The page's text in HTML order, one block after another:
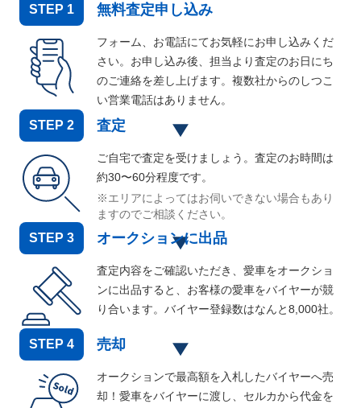
STEP 1 無料査定申し込み
フォーム、お電話にてお気軽にお申し込みくだ
さい。お申し込み後、担当より査定のお日にち
のご連絡を差し上げます。複数社からのしつこ
い営業電話はありません。
STEP 2 査定
ご自宅で査定を受けましょう。査定のお時間は
約30〜60分程度です。
※エリアによってはお伺いできない場合もあり
ますのでご相談ください。
STEP 3 オークションに出品
査定内容をご確認いただき、愛車をオークショ
ンに出品すると、お客様の愛車をバイヤーが競
り合います。バイヤー登録数はなんと8,000社。
STEP 4 売却
オークションで最高額を入札したバイヤーへ売
却！愛車をバイヤーに渡し、セルカから代金を